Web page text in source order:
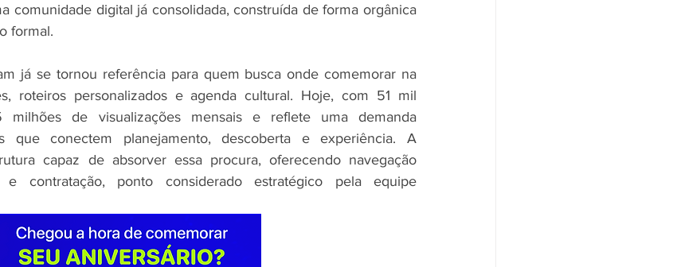
comunidade digital já consolidada, construída de forma orgânica
formal.
já se tornou referência para quem busca onde comemorar na
roteiros personalizados e agenda cultural. Hoje, com 51 mil
milhões de visualizações mensais e reflete uma demanda
que conectem planejamento, descoberta e experiência. A
capaz de absorver essa procura, oferecendo navegação
contratação, ponto considerado estratégico pela equipe